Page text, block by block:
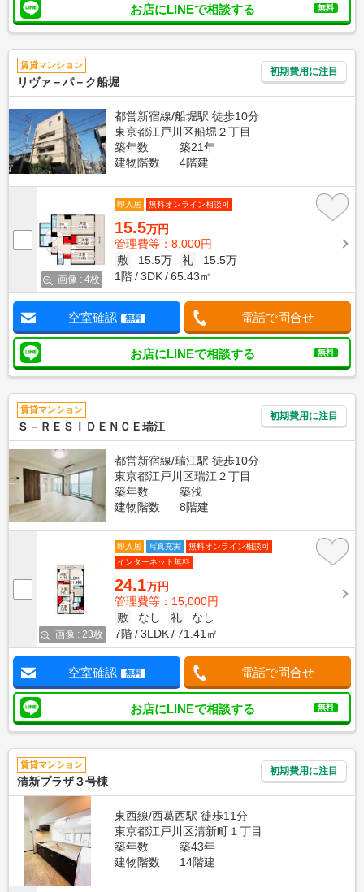
お店にLINEで相談する 無料
賃貸マンション
リヴァ－パ－ク船堀
初期費用に注目
都営新宿線/船堀駅 徒歩10分
東京都江戸川区船堀２丁目
築年数
築21年
建物階数
4階建
画像 : 4枚
即入居 無料オンライン相談可
15.5万円
管理費等：8,000円
敷
15.5万 礼
15.5万
1階
3DK 65.43㎡
空室確認 無料 電話で問合せ
お店にLINEで相談する 無料
賃貸マンション
Ｓ－ＲＥＳＩＤＥＮＣＥ瑞江
初期費用に注目
都営新宿線/瑞江駅 徒歩10分
東京都江戸川区瑞江２丁目
築年数
築浅
建物階数
8階建
画像 : 23枚
即入居 写真充実
無料オンライン相談可
インターネット無料
24.1万円
管理費等：15,000円
敷
なし 礼
なし
7階
3LDK 71.41㎡
空室確認 無料 電話で問合せ
お店にLINEで相談する 無料
賃貸マンション
清新プラザ３号棟
初期費用に注目
東西線/西葛西駅 徒歩11分
東京都江戸川区清新町１丁目
築年数
築43年
建物階数
14階建